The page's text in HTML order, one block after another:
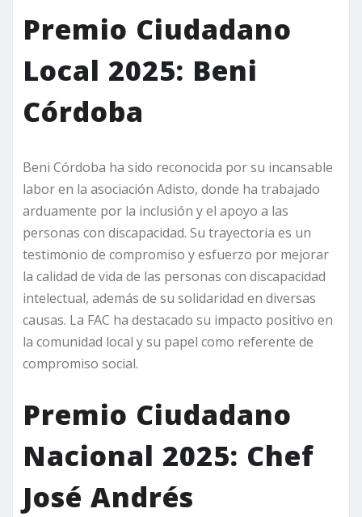
Premio Ciudadano
Local 2025: Beni
Córdoba
Beni Córdoba ha sido reconocida por su incansable
labor en la asociación Adisto, donde ha trabajado
arduamente por la inclusión y el apoyo a las
personas con discapacidad. Su trayectoria es un
testimonio de compromiso y esfuerzo por mejorar
la calidad de vida de las personas con discapacidad
intelectual, además de su solidaridad en diversas
causas. La FAC ha destacado su impacto positivo en
la comunidad local y su papel como referente de
compromiso social.
Premio Ciudadano
Nacional 2025: Chef
José Andrés